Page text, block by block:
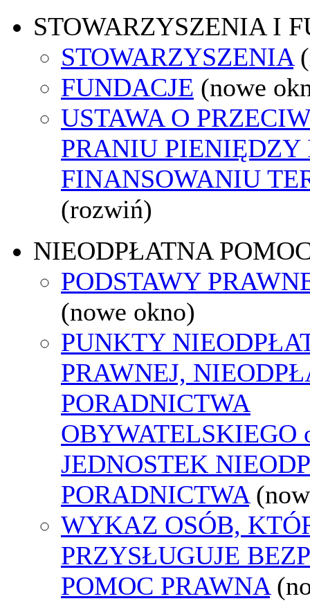
STOWARZYSZENIA I
STOWARZYSZENIA
FUNDACJE (nowe
USTAWA O
PRANIU PIENIĘDZY
FINANSOWANIU
(rozwiń)
NIEODPŁATNA
PODSTAWY
(nowe okno)
PUNKTY
PRAWNEJ,
PORADNICTWA
OBYWATELSKIEGO
JEDNOSTEK
PORADNICTWA
WYKAZ OSÓB,
PRZYSŁUGUJE
POMOC PRAWNA